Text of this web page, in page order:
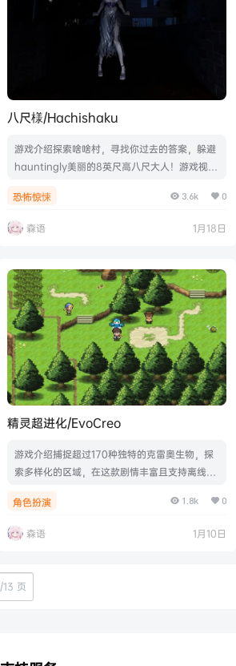
八尺様/Hachishaku
游戏介绍探索啥啥村，寻找你过去的答案，躲避
hauntingly美丽的8英尺高八尺大人！游戏视频
B|官方简体中文|支持键盘.鼠标
恐怖惊悚 3.6k 0
森语 1月18日
精灵超进化/EvoCreo
游戏介绍捕捉超过170种独特的克雷奥生物，探
索多样化的区域，在这款剧情丰富且支持离线游
你的冒险之旅，寻找失踪的父亲，揭露邪恶组织
“暗影蜂巢”的阴谋。游戏视频游戏截图版本介绍
Build.21388850|容量151MB|官方简体中文|支
角色扮演 1.8k 0
森语 1月10日
/13 页